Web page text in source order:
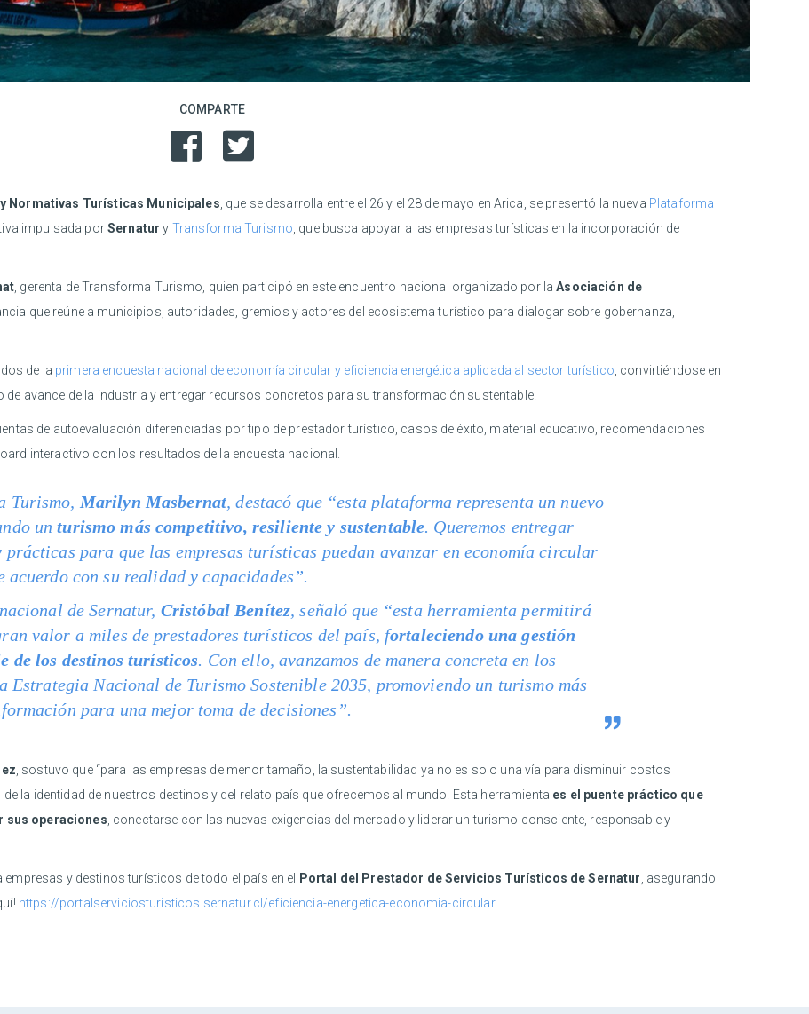
COMPARTE
Normativas Turísticas Municipales , que se desarrolla entre el 26 y el 28 de mayo en Arica, se presentó la nueva Plataforma
impulsada porSernatur y Transforma Turismo , que busca apoyar a las empresas turísticas en la incorporación de
, gerenta de Transforma Turismo, quien participó en este encuentro nacional organizado por laAsociación de
que reúne a municipios, autoridades, gremios y actores del ecosistema turístico para dialogar sobre gobernanza,
de la primera encuesta nacional de economía circular y eficiencia energética aplicada al sector turístico , convirtiéndose en
de avance de la industria y entregar recursos concretos para su transformación sustentable.
de autoevaluación diferenciadas por tipo de prestador turístico, casos de éxito, material educativo, recomendaciones
interactivo con los resultados de la encuesta nacional.
Turismo, Marilyn Masbernat, destacó que “esta plataforma representa un nuevo
unturismo más competitivo, resiliente y sustentable. Queremos entregar
prácticas para que las empresas turísticas puedan avanzar en economía circular
con su realidad y capacidades”.
de Sernatur, Cristóbal Benítez, señaló que “esta herramienta permitirá
valor a miles de prestadores turísticos del país, fortaleciendo una gestión
de los destinos turísticos. Con ello, avanzamos de manera concreta en los
Nacional de Turismo Sostenible 2035, promoviendo un turismo más
para una mejor toma de decisiones”.
, sostuvo que “para las empresas de menor tamaño, la sustentabilidad ya no es solo una vía para disminuir costos
la identidad de nuestros destinos y del relato país que ofrecemos al mundo. Esta herramienta es el puente práctico que
sus operaciones , conectarse con las nuevas exigencias del mercado y liderar un turismo consciente, responsable y
y destinos turísticos de todo el país en el Portal del Prestador de Servicios Turísticos de Sernatur , asegurando
https://portalserviciosturisticos.sernatur.cl/eficiencia-energetica-economia-circular.